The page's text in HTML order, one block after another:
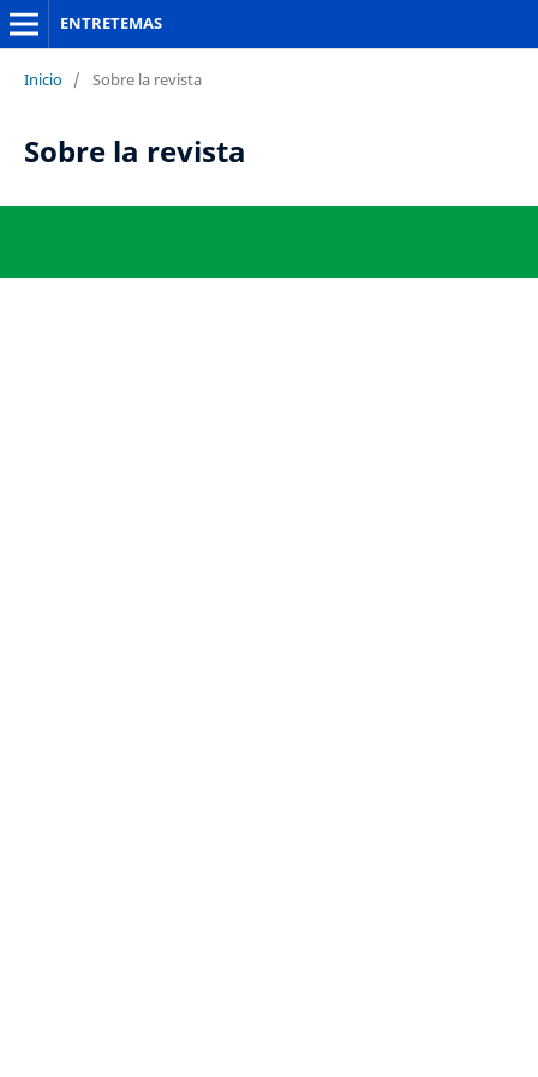
ENTRETEMAS
Inicio / Sobre la revista
Sobre la revista